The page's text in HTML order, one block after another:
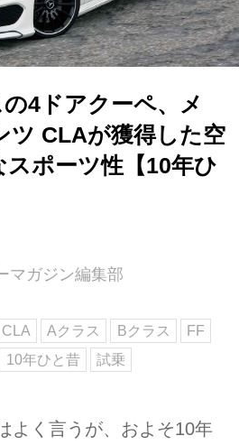
4ドアクーペ、メ
ツ CLAが獲得した空
スポーツ性【10年ひ
マガジン編集部
CLA Aクラス Bクラス
FF
10年ひと昔 試乗
よく言うが、およそ10年